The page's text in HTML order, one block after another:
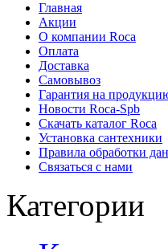
Главная
Акции
О компании Roca
Оплата
Доставка
Самовывоз
Гарантия на
Новости Roca-Spb
Скачать каталог Roca
Установка сантехники
Правила обработки
Связаться с нами
Категории